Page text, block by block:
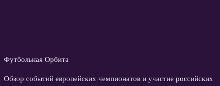
Футбольная Орбита
Обзор событий европейских чемпионатов и участие российских